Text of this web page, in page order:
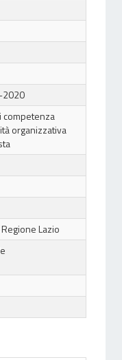
competenza
organizzativa
Regione Lazio